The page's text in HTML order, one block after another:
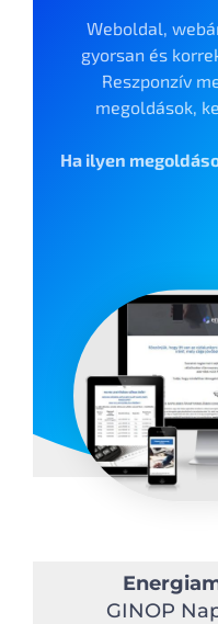
Weboldal,
gyorsan és
Reszponzív
megoldások,
Ha ilyen
GINOP